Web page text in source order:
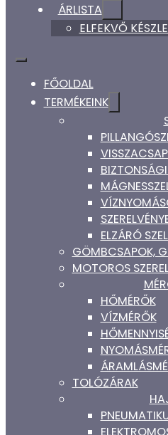
ÁRLISTA
ELFEKVŐ
FŐOLDAL
TERMÉKEINK
BIZTONSÁGI
ELZÁRÓ
GÖMBCSAPOK,
MOTOROS
HŐMÉRŐK
VÍZMÉRŐK
TOLÓZÁRAK